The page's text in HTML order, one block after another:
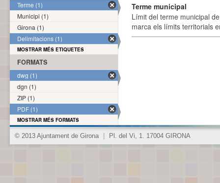
Terme municipal
Límit del terme municipal
marca els límits territorials
Terme (1)
Municipi (1)
Girona (1)
Delimitacions (1)
MOSTRAR MÉS ETIQUETES
FORMATS
dwg (1)
dgn (1)
ZIP (1)
PDF (1)
MOSTRAR MÉS FORMATS
© 2013 Ajuntament de Girona Pl. del Vi, 1. 17004 GIRONA